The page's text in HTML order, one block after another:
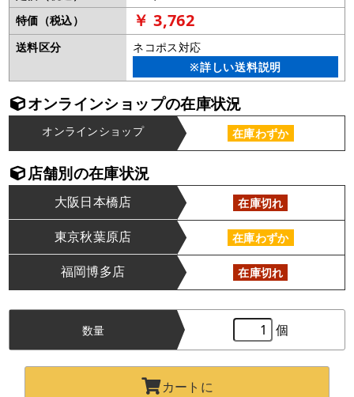
特価（税込）
￥ 3,762
送料区分
ネコポス対応
※詳しい送料説明
オンラインショップの在庫状況
オンラインショップ 在庫わずか
店舗別の在庫状況
大阪日本橋店 在庫切れ
東京秋葉原店 在庫わずか
福岡博多店 在庫切れ
数量 個
カートに